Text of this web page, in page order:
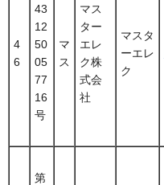
4
6
43
12
50
05
77
16
号
マ
ス
マス
ター
エレ
ク株
式会
社
マスタ
ーエレ
ク
第